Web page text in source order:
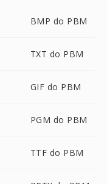
BMP do PBM
TXT do PBM
GIF do PBM
PGM do PBM
TTF do PBM